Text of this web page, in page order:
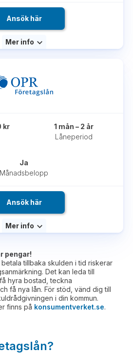
Ansök här
Mer info
kr
Låneperiod
1 mån – 2 år
Månadsbelopp
Ja
Ansök här
Mer info
pengar!
tillbaka skulden i tid riskerar
Det kan leda till
hyra bostad, teckna
få nya lån. För stöd, vänd dig till
i din kommun.
finns på konsumentverket.se.